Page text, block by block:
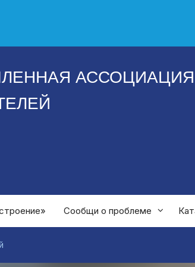
АССОЦИАЦИЯ
Сообщи о проблеме